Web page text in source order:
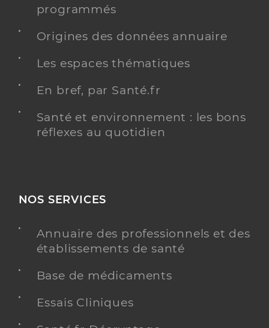
programmés
Origines des données annuaire
Les espaces thématiques
En bref, par Santé.fr
Santé et environnement : les bons
réflexes au quotidien
NOS SERVICES
Annuaire des professionnels et des
établissements de santé
Base de médicaments
Essais Cliniques